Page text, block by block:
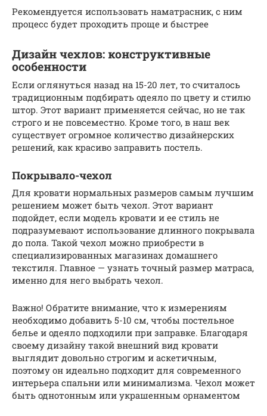
Рекомендуется использовать наматрасник, с ним
процесс будет проходить проще и быстрее
Дизайн чехлов: конструктивные
особенности
Если оглянуться назад на 15-20 лет, то считалось
традиционным подбирать одеяло по цвету и стилю
штор. Этот вариант применяется сейчас, но не так
строго и не повсеместно. Кроме того, в наш век
существует огромное количество дизайнерских
решений, как красиво заправить постель.
Покрывало-чехол
Для кровати нормальных размеров самым лучшим
решением может быть чехол. Этот вариант
подойдет, если модель кровати и ее стиль не
подразумевают использование длинного покрывала
до пола. Такой чехол можно приобрести в
специализированных магазинах домашнего
текстиля. Главное — узнать точный размер матраса,
именно для него выбрать чехол.
Важно! Обратите внимание, что к измерениям
необходимо добавить 5-10 см, чтобы постельное
белье и одеяло подходили при заправке. Благодаря
своему дизайну такой внешний вид кровати
выглядит довольно строгим и аскетичным,
поэтому он идеально подходит для современного
интерьера спальни или минимализма. Чехол может
быть однотонным или украшенным орнаментом